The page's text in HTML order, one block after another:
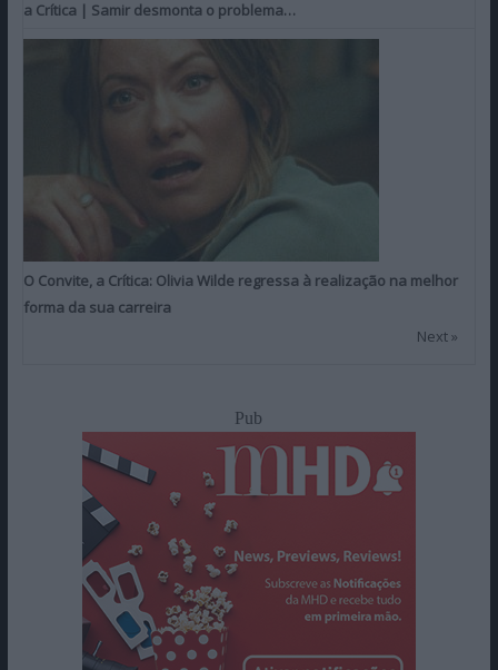
a Crítica | Samir desmonta o problema…
O Convite, a Crítica: Olivia Wilde regressa à realização na melhor
forma da sua carreira
Next »
Pub